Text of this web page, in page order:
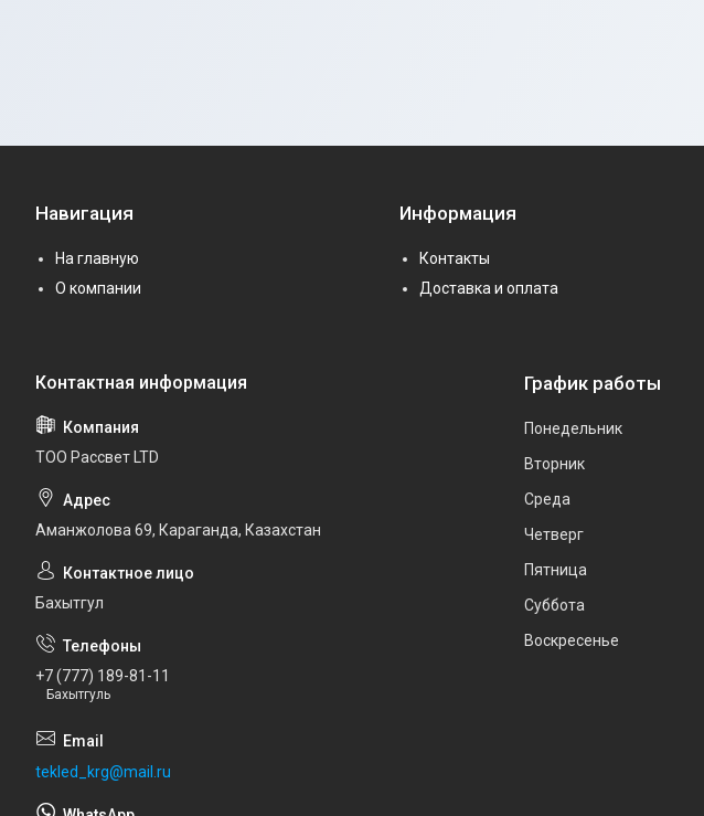
Навигация
На главную
О компании
Информация
Контакты
Доставка и оплата
ТОО Рассвет LTD
Аманжолова 69, Караганда, Казахстан
Бахытгул
+7 (777) 189-81-11
Бахытгуль
tekled_krg@mail.ru
График работы
Понедельник
Вторник
Среда
Четверг
Пятница
Суббота
Воскресенье